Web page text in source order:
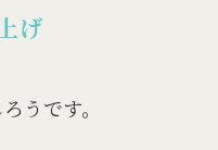
げ
うです。